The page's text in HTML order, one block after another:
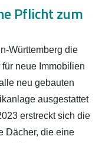
Pflicht zum
Württemberg die
neue Immobilien
neu gebauten
ausgestattet
erstreckt sich die
Dächer, die eine